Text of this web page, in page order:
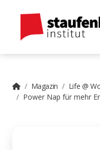
Magazin
Life @
Power Nap für mehr